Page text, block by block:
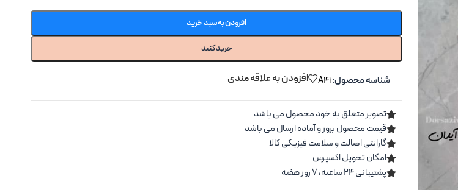
افزودن به سبد خرید
خرید کنید
شناسه محصول:A41 افزودن به علاقه مندی
تصویر متعلق به خود محصول می باشد
قیمت محصول بروز و آماده ارسال می باشد
گارانتی اصالت و سلامت فیزیکی کالا
امکان تحویل اکسپرس
پشتیبانی ۲۴ ساعته، ۷ روز هفته